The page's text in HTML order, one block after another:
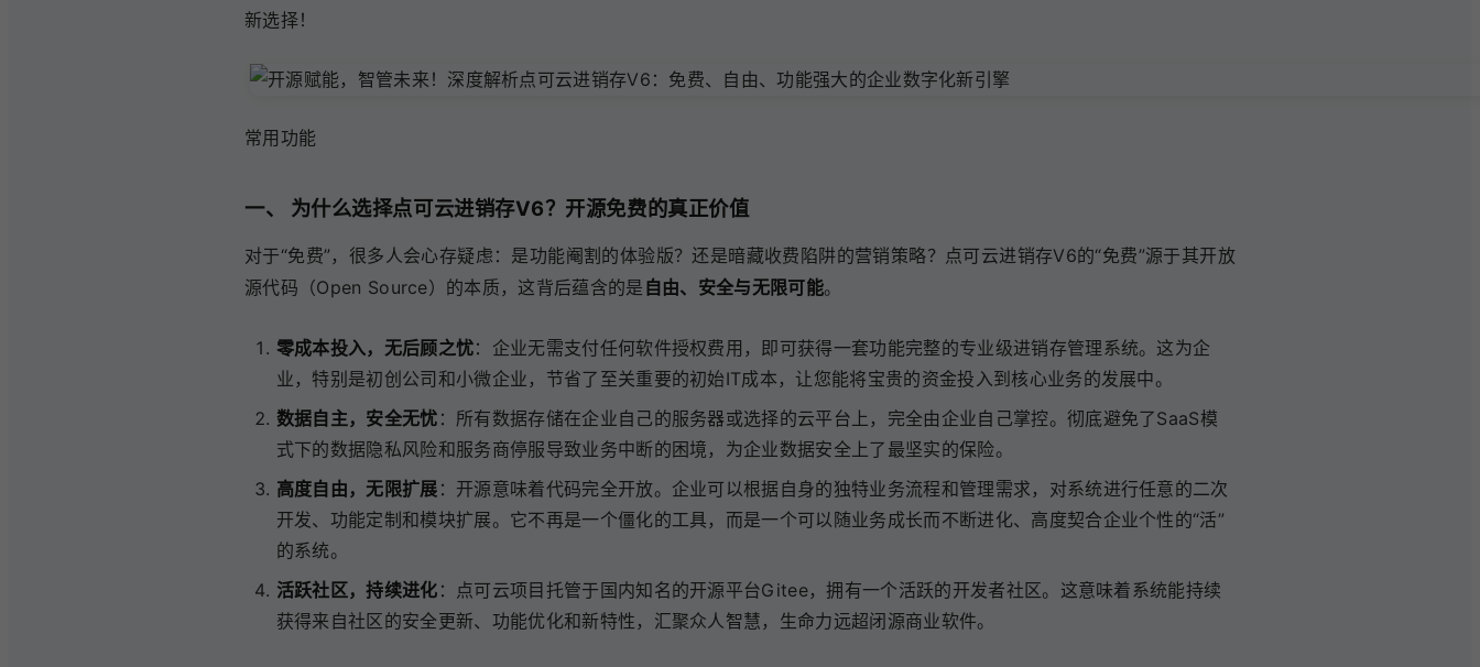
新选择！
常用功能
一、 为什么选择点可云进销存V6？开源免费的真正价值
对于“免费”，很多人会心存疑虑：是功能阉割的体验版？还是暗藏收费陷阱的营销策略？点可云进销存V6的“免费”源于其开放
源代码（Open Source）的本质，这背后蕴含的是 自由、安全与无限可能。
零成本投入，无后顾之忧：企业无需支付任何软件授权费用，即可获得一套功能完整的专业级进销存管理系统。这为企
业，特别是初创公司和小微企业，节省了至关重要的初始IT成本，让您能将宝贵的资金投入到核心业务的发展中。
数据自主，安全无忧 ：所有数据存储在企业自己的服务器或选择的云平台上，完全由企业自己掌控。彻底避免了SaaS模
式下的数据隐私风险和服务商停服导致业务中断的困境，为企业数据安全上了最坚实的保险。
高度自由，无限扩展 ：开源意味着代码完全开放。企业可以根据自身的独特业务流程和管理需求，对系统进行任意的二次
开发、功能定制和模块扩展。它不再是一个僵化的工具，而是一个可以随业务成长而不断进化、高度契合企业个性的“活”
的系统。
活跃社区，持续进化 ：点可云项目托管于国内知名的开源平台Gitee，拥有一个活跃的开发者社区。这意味着系统能持续
获得来自社区的安全更新、功能优化和新特性，汇聚众人智慧，生命力远超闭源商业软件。